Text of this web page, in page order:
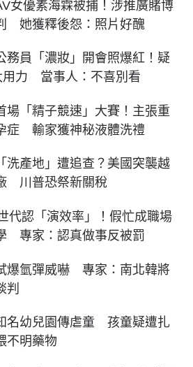
女優素海霖被捕！涉推廣賭博
她獲釋後怨：照片好醜
務員「濃妝」開會照爆紅！疑
用力 當事人：不喜別看
場「精子競速」大賽！主張重
症 輸家獲神秘液體洗禮
洗產地」遭追查？美國突襲越
川普恐祭新關稅
代認「演效率」！假忙成職場
專家：認真做事反被罰
爆氫彈威嚇 專家：南北韓將
判
名幼兒園傳虐童 孩童疑遭扎
不明藥物